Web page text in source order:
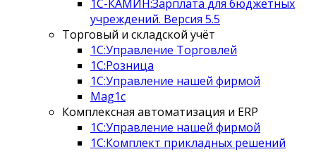
1С-КАМИН:Зарплата для бюджетных
учреждений. Версия 5.5
Торговый и складской учёт
1С:Управление Торговлей
1С:Розница
1С:Управление нашей фирмой
Mag1c
Комплексная автоматизация и ERP
1С:Управление нашей фирмой
1С:Комплект прикладных решений